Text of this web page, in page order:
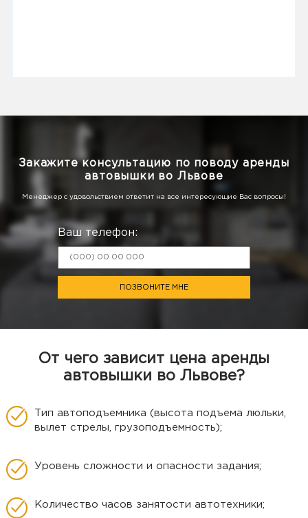
Закажите консультацию по поводу аренды
автовышки во Львове
Менеджер с удовольствием ответит на все интересующие Вас вопросы!
Ваш телефон:
ПОЗВОНИТЕ МНЕ
От чего зависит цена аренды
автовышки во Львове?
Тип автоподъемника (высота подъема люльки,
вылет стрелы, грузоподъемность);
Уровень сложности и опасности задания;
Количество часов занятости автотехники;